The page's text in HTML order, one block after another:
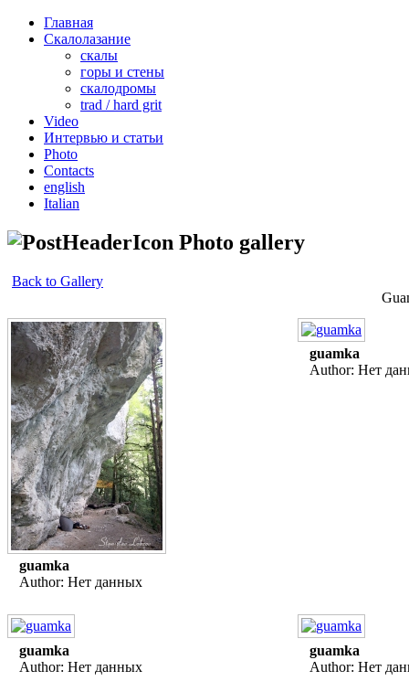
Главная
Скалолазание
скалы
горы и стены
скалодромы
trad / hard grit
Video
Интервью и статьи
Photo
Contacts
english
Italian
Photo gallery
Back to Gallery
guamka
Author: Нет данных
guamka
Author: Нет
guamka
Author: Нет данных
guamka
Author: Нет